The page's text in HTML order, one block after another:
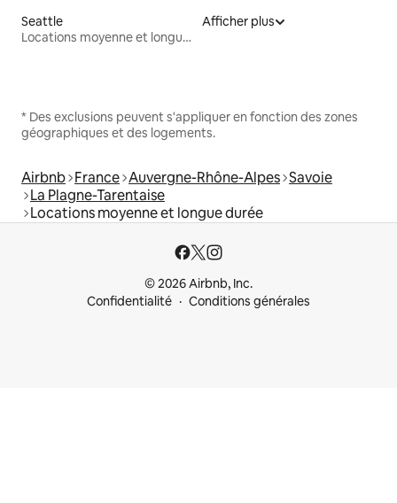
Seattle
Locations moyenne et longue durée
Afficher plus
* Des exclusions peuvent s'appliquer en fonction des zones
géographiques et des logements.
Airbnb France Auvergne-Rhône-Alpes Savoie
La Plagne-Tarentaise
Locations moyenne et longue durée
© 2026 Airbnb, Inc.
Confidentialité
Conditions générales